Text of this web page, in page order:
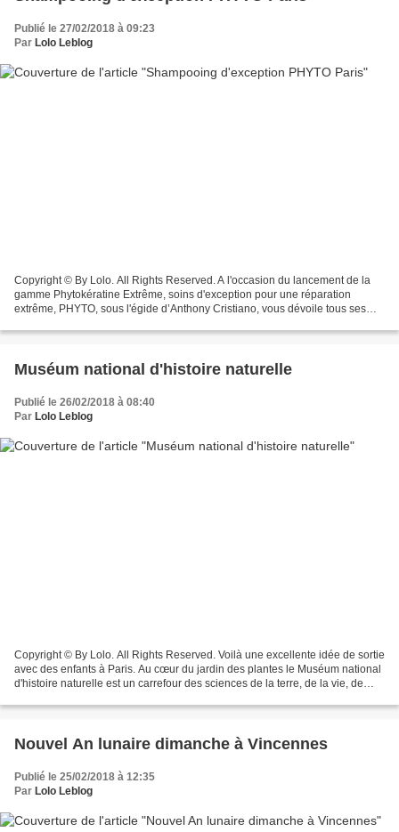
Publié le 27/02/2018 à 09:23
Par Lolo Leblog
Copyright © By Lolo. All Rights Reserved. A l'occasion du lancement de la
gamme Phytokératine Extrême, soins d'exception pour une réparation
extrême, PHYTO, sous l'égide d’Anthony Cristiano, vous dévoile tous ses
Muséum national d'histoire naturelle
Publié le 26/02/2018 à 08:40
Par Lolo Leblog
Copyright © By Lolo. All Rights Reserved. Voilà une excellente idée de sortie
avec des enfants à Paris. Au cœur du jardin des plantes le Muséum national
d'histoire naturelle est un carrefour des sciences de la terre, de la vie, de
Nouvel An lunaire dimanche à Vincennes
Publié le 25/02/2018 à 12:35
Par Lolo Leblog